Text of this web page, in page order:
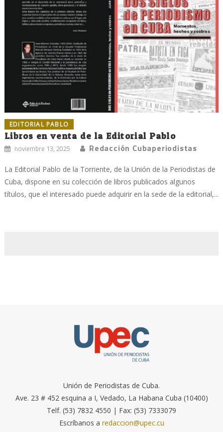
EDITORIAL PABLO
Libros en venta de la Editorial Pablo
noviembre 13, 2025 Redacción Cubaperiodistas
La Editorial Pablo de la Torriente, de la Unión de la Periodistas de
Cuba, dispone en su colección de libros publicados algunos
títulos, que el interesado puede adquirir en la sede de la editorial,...
Unión de Periodistas de Cuba.
Ave. 23 # 452 esquina a I, Vedado, La Habana Cuba (10400)
Telf. (53) 7832 4550 | Fax: (53) 7333079
Escríbanos a redaccion@upec.cu